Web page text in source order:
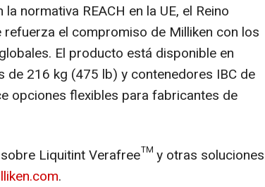
normativa REACH en la UE, el Reino
refuerza el compromiso de Milliken con los
El producto está disponible en
de 216 kg (475 lb) y contenedores IBC de
opciones flexibles para fabricantes de
Liquitint Verafree™ y otras soluciones
.